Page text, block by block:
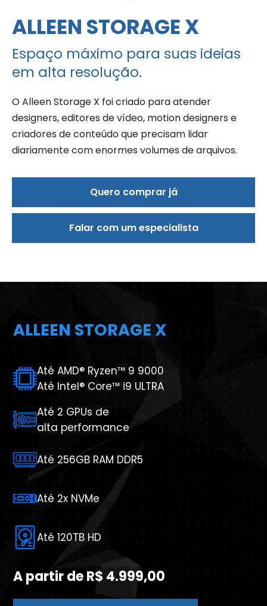
ALLEEN STORAGE X
Espaço máximo para suas ideias
em alta resolução.
O Alleen Storage X foi criado para atender
designers, editores de vídeo, motion designers e
criadores de conteúdo que precisam lidar
diariamente com enormes volumes de arquivos.
Quero comprar já
Falar com um especialista
ALLEEN STORAGE X
Até AMD® Ryzen™ 9 9000
Até Intel® Core™ i9 ULTRA
Até 2 GPUs de
alta performance
Até 256GB RAM DDR5
Até 2x NVMe
Até 120TB HD
A partir de R$ 4.999,00